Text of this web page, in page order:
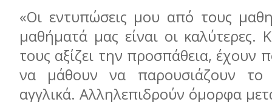
«Οι εντυπώσεις μου από τους
μαθήματά μας είναι οι καλύτερες.
τους αξίζει την προσπάθεια, έχουν
να μάθουν να παρουσιάζουν το
αγγλικά. Αλληλεπιδρούν όμορφα